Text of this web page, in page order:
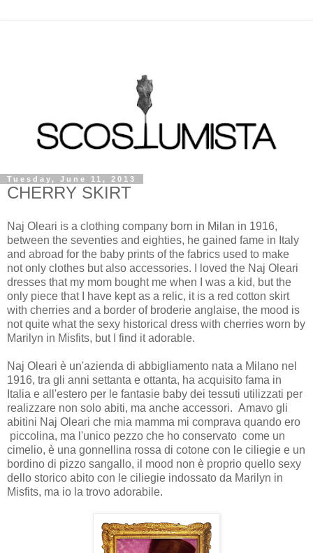
Tuesday, June 11, 2013
CHERRY SKIRT
Naj Oleari is a clothing company born in Milan in 1916,
between the seventies and eighties, he gained fame in Italy
and abroad for the baby prints of the fabrics used to make
not only clothes but also accessories. I loved the Naj Oleari
dresses that my mom bought me when I was a kid, but the
only piece that I have kept as a relic, it is a red cotton skirt
with cherries and a border of broderie anglaise, the mood is
not quite what the sexy historical dress with cherries worn by
Marilyn in Misfits, but I find it adorable.
Naj Oleari è un'azienda di abbigliamento nata a Milano nel
1916, tra gli anni settanta e ottanta, ha acquisito fama in
Italia e all'estero per le fantasie baby dei tessuti utilizzati per
realizzare non solo abiti, ma anche accessori. Amavo gli
abitini Naj Oleari che mia mamma mi comprava quando ero
piccolina, ma l'unico pezzo che ho conservato come un
cimelio, è una gonnellina rossa di cotone con le ciliegie e un
bordino di pizzo sangallo, il mood non è proprio quello sexy
dello storico abito con le ciliegie indossato da Marilyn in
Misfits, ma io la trovo adorabile.